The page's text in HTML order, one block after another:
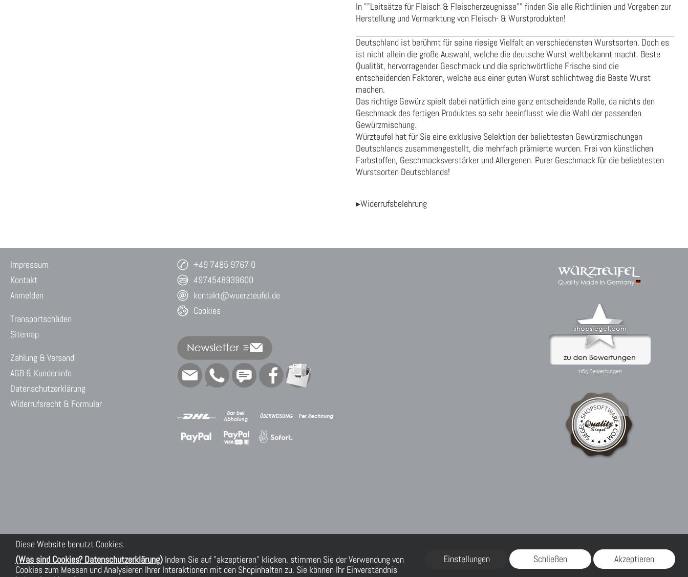
Diese Website benutzt Cookies.
(Was sind Cookies? Datenschutzerklärung) Indem Sie auf "akzeptieren" klicken, stimmen Sie der Verwendung von
Cookies zum Messen und Analysieren Ihrer Interaktionen mit den Shopinhalten zu. Sie können Ihr Einverständnis
Einstellungen Schließen Akzeptieren
In ""Leitsätze für Fleisch & Fleischerzeugnisse"" finden Sie alle Richtlinien und Vorgaben zur
Herstellung und Vermarktung von Fleisch- & Wurstprodukten!
Deutschland ist berühmt für seine riesige Vielfalt an verschiedensten Wurstsorten. Doch es
ist nicht allein die große Auswahl, welche die deutsche Wurst weltbekannt macht. Beste
Qualität, hervorragender Geschmack und die sprichwörtliche Frische sind die
entscheidenden Faktoren, welche aus einer guten Wurst schlichtweg die Beste Wurst
machen.
Das richtige Gewürz spielt dabei natürlich eine ganz entscheidende Rolle, da nichts den
Geschmack des fertigen Produktes so sehr beeinflusst wie die Wahl der passenden
Gewürzmischung.
Würzteufel hat für Sie eine exklusive Selektion der beliebtesten Gewürzmischungen
Deutschlands zusammengestellt, die mehrfach prämierte wurden. Frei von künstlichen
Farbstoffen, Geschmacksverstärker und Allergenen. Purer Geschmack für die beliebtesten
Wurstsorten Deutschlands!
▸Widerrufsbelehrung
Impressum
Kontakt
Anmelden
Transportschäden
Sitemap
Zahlung & Versand
AGB & Kundeninfo
Datenschutzerklärung
Widerrufsrecht & Formular
+49 7485 9767 0
4974548939600
kontakt@wuerzteufel.de
Cookies